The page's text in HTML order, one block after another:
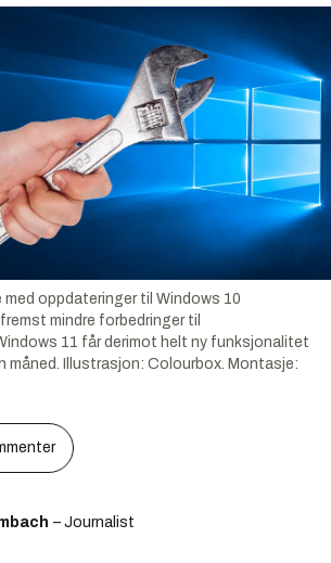
oppdateringer til Windows 10
mindre forbedringer til
11 får derimot helt ny funksjonalitet
måned.
Illustrasjon: Colourbox. Montasje:
– Journalist